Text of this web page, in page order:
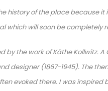
history of the place because it
which will soon be completely
by the work of Käthe Kollwitz.
designer (1867-1945). The
evoked there. I was inspired